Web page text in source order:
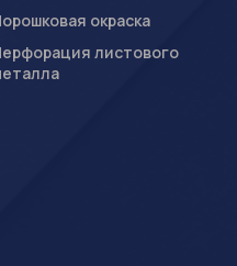
окраска
листового